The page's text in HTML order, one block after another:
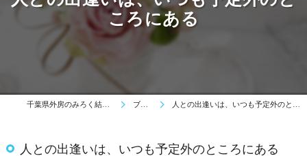
ころにある
千葉県外房のみろく結婚相談所 ブログ 人との出逢いは、いつも予定外のところにある
人との出逢いは、いつも予定外のところにある